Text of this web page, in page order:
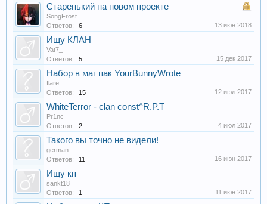
Старенький на новом проекте
SongFrost
Ответов:
6 13 июн 2018
Ищу КЛАН
Vat7_
Ответов:
5 15 дек 2017
Набор в маг пак YourBunnyWrote
flare
Ответов:
15 12 июл 2017
WhiteTerror - clan const^R.P.T
Pr1nc
Ответов:
2 4 июл 2017
Такого вы точно не видели!
german
Ответов:
11 16 июн 2017
Ищу кп
sankt18
Ответов:
1 11 июн 2017